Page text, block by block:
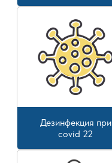
Дезинфекция при
covid 22